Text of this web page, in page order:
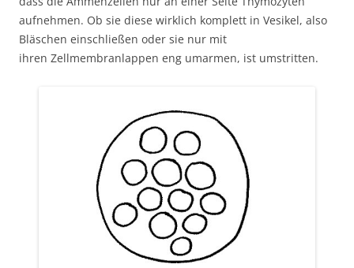
aufnehmen. Ob sie diese wirklich komplett in Vesikel, also
Bläschen einschließen oder sie nur mit
ihren Zellmembranlappen eng umarmen, ist umstritten.